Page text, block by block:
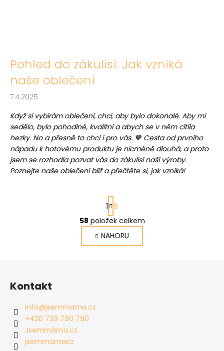
Pohled do zákulisí: Jak vzniká
naše oblečení
7.4.2025
Když si vybírám oblečení, chci, aby bylo dokonalé. Aby mi
sedělo, bylo pohodlné, kvalitní a abych se v něm cítila
hezky. No a přesně to chci i pro vás. 🧡 Cesta od prvního
nápadu k hotovému produktu je nicméně dlouhá, a proto
jsem se rozhodla pozvat vás do zákulisí naší výroby.
Poznejte naše oblečení blíž a přečtěte si, jak vzniká!
O
v
l
á
S
t
r
á
n
k
1 6
58 položek celkem
NAHORU
Z
Kontakt
info@jsemmama.cz
+420 739 790 790
Jsemmáma.cz
jsemmamacz